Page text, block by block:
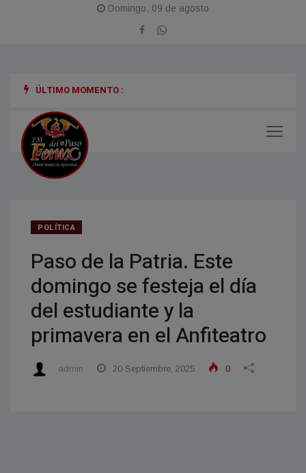
Domingo, 09 de agosto
ÚLTIMO MOMENTO :
POLÍTICA
Paso de la Patria. Este
domingo se festeja el día
del estudiante y la
primavera en el Anfiteatro
admin 20 Septiembre, 2025 0